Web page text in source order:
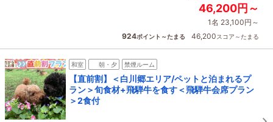
46,200円～
1名 23,100円～
924ポイント～たまる 46,200スコア～たまる
和室 朝・夕 禁煙ルーム
【直前割】＜白川郷エリア/ペットと泊まれるプ
ラン＞旬食材+飛騨牛を食す＜飛騨牛会席プラン
＞2食付